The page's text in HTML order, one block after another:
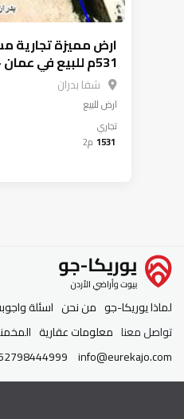
531م للبيع في عمان - شفا بدران
شفا بدران
ارضللبيع
تجاري
1531 م2
لماذا يوريكا-جو من نحن اسئلة
تواصل معنا معلومات عقارية
info@eurekajo.com